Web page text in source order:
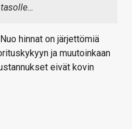
hinnat on järjettömiä
ja muutoinkaan
eivät kovin